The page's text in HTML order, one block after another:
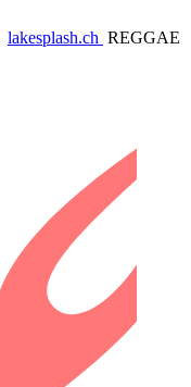
lakesplash.ch REGGAE